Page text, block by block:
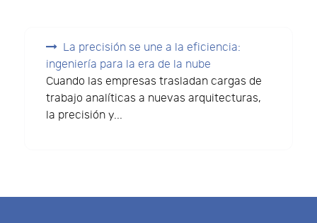
La precisión se une a la eficiencia:
ingeniería para la era de la nube
Cuando las empresas trasladan cargas de
trabajo analíticas a nuevas arquitecturas,
la precisión y...